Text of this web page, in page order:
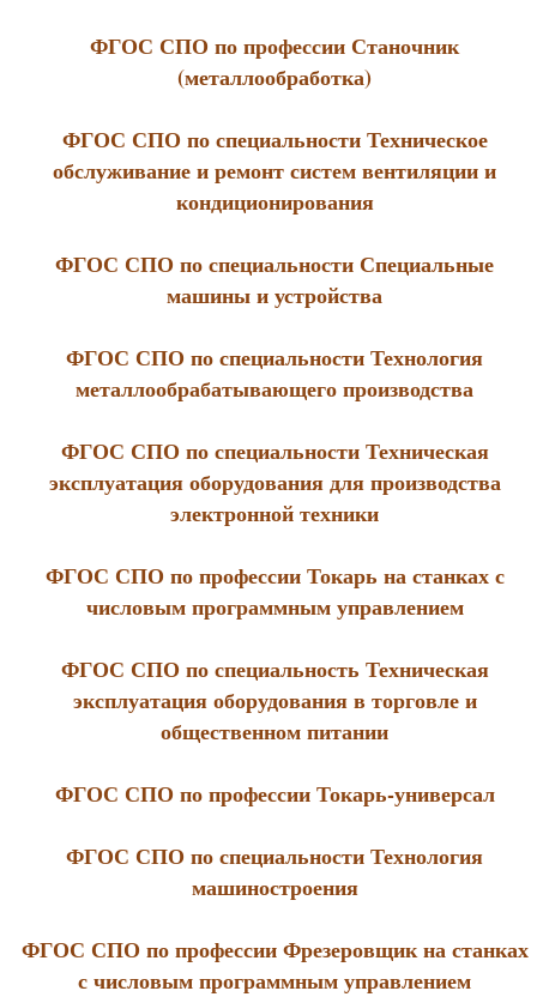
ФГОС СПО по профессии Станочник
(металлообработка)
ФГОС СПО по специальности Техническое
обслуживание и ремонт систем вентиляции и
кондиционирования
ФГОС СПО по специальности Специальные
машины и устройства
ФГОС СПО по специальности Технология
металлообрабатывающего производства
ФГОС СПО по специальности Техническая
эксплуатация оборудования для производства
электронной техники
ФГОС СПО по профессии Токарь на станках с
числовым программным управлением
ФГОС СПО по специальность Техническая
эксплуатация оборудования в торговле и
общественном питании
ФГОС СПО по профессии Токарь-универсал
ФГОС СПО по специальности Технология
машиностроения
ФГОС СПО по профессии Фрезеровщик на станках
с числовым программным управлением